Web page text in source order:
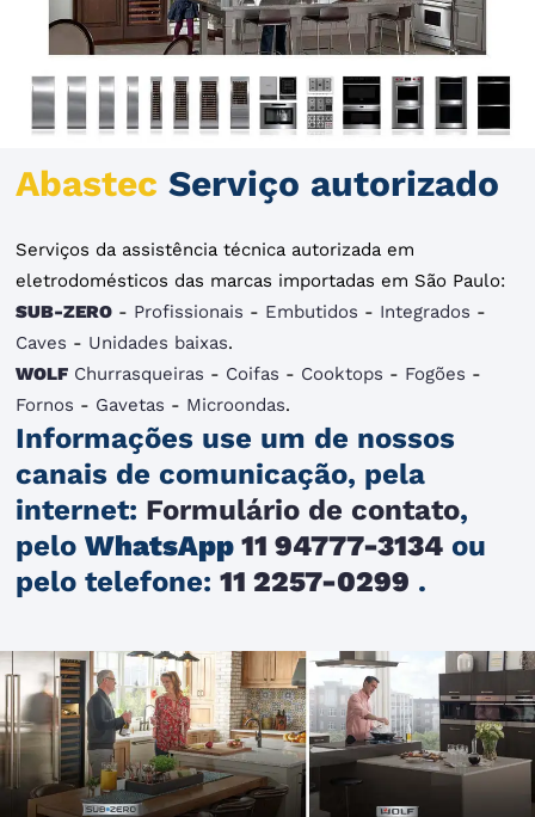
Abastec Serviço autorizado
Serviços da assistência técnica autorizada em
eletrodomésticos das marcas importadas em São Paulo:
SUB-ZERO - Profissionais - Embutidos - Integrados -
Caves - Unidades baixas.
WOLF Churrasqueiras - Coifas - Cooktops - Fogões -
Fornos - Gavetas - Microondas.
Informações use um de nossos
canais de comunicação, pela
internet: Formulário de contato,
peloWhatsApp 11 94777-3134 ou
pelo telefone:11 2257-0299 .